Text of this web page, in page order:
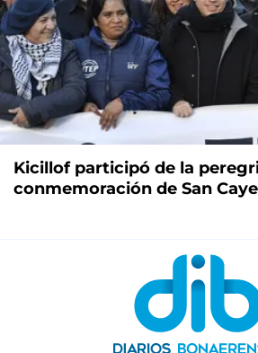
Kicillof participó de la
conmemoración de San